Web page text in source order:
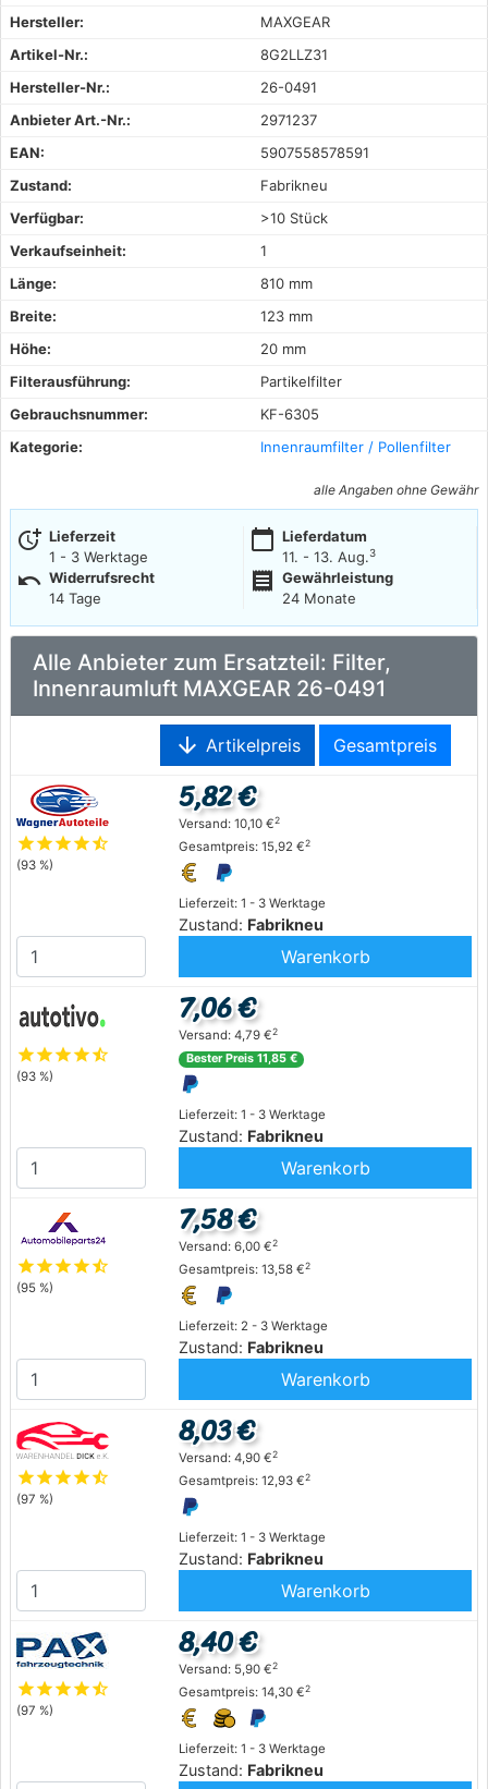
Hersteller:
MAXGEAR
Artikel-Nr.:
8G2LLZ31
Hersteller-Nr.:
26-0491
Anbieter Art.-Nr.:
2971237
EAN:
5907558578591
Zustand:
Fabrikneu
Verfügbar:
>10 Stück
Verkaufseinheit:
1
Länge:
810 mm
Breite:
123 mm
Höhe:
20 mm
Filterausführung:
Partikelfilter
Gebrauchsnummer:
KF-6305
Kategorie:
Innenraumfilter / Pollenfilter
alle Angaben ohne Gewähr
more_time Lieferzeit
1 - 3 Werktage
calendar_today Lieferdatum
11. - 13. Aug.3
undo Widerrufsrecht
14 Tage
receipt
Gewährleistung
24 Monate
Alle Anbieter zum Ersatzteil: Filter,
Innenraumluft MAXGEAR 26-0491
arrow_downward Artikelpreis Gesamtpreis
starstarstarstarstar_half
(93 %)
Lieferzeit: 1 - 3 Werktage
Zustand: Fabrikneu
5,82 €
Versand: 10,10 €2
Gesamtpreis: 15,92 €2
Warenkorb
starstarstarstarstar_half
(93 %)
Lieferzeit: 1 - 3 Werktage
Zustand: Fabrikneu
7,06 €
Versand: 4,79 €2
Bester Preis 11,85 €
Warenkorb
starstarstarstarstar_half
(95 %)
Lieferzeit: 2 - 3 Werktage
Zustand: Fabrikneu
7,58 €
Versand: 6,00 €2
Gesamtpreis: 13,58 €2
Warenkorb
starstarstarstarstar_half
(97 %)
Lieferzeit: 1 - 3 Werktage
Zustand: Fabrikneu
8,03 €
Versand: 4,90 €2
Gesamtpreis: 12,93 €2
Warenkorb
starstarstarstarstar_half
(97 %)
Lieferzeit: 1 - 3 Werktage
Zustand: Fabrikneu
8,40 €
Versand: 5,90 €2
Gesamtpreis: 14,30 €2